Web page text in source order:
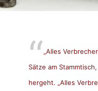
„Alles
Sätze am
hergeht. „Alles